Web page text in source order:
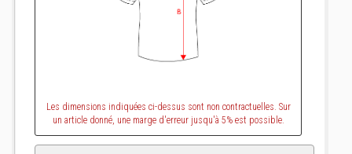
Les dimensions indiquées ci-dessus sont non contractuelles. Sur
un article donné, une marge d'erreur jusqu'à 5% est possible.